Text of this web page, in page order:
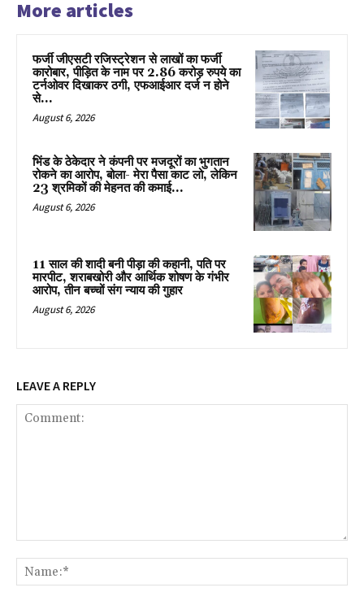
More articles
फर्जी जीएसटी रजिस्ट्रेशन से लाखों का फर्जी
कारोबार, पीड़ित के नाम पर 2.86 करोड़ रुपये का
टर्नओवर दिखाकर ठगी, एफआईआर दर्ज न होने
से...
August 6, 2026
भिंड के ठेकेदार ने कंपनी पर मजदूरों का भुगतान
रोकने का आरोप, बोला- मेरा पैसा काट लो, लेकिन
23 श्रमिकों की मेहनत की कमाई...
August 6, 2026
11 साल की शादी बनी पीड़ा की कहानी, पति पर
मारपीट, शराबखोरी और आर्थिक शोषण के गंभीर
आरोप, तीन बच्चों संग न्याय की गुहार
August 6, 2026
LEAVE A REPLY